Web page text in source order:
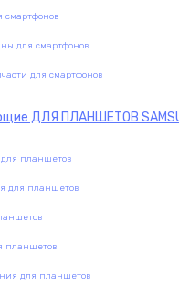
смартфонов
для смартфонов
для смартфонов
ДЛЯ ПЛАНШЕТОВ
для планшетов
для планшетов
планшетов
для планшетов